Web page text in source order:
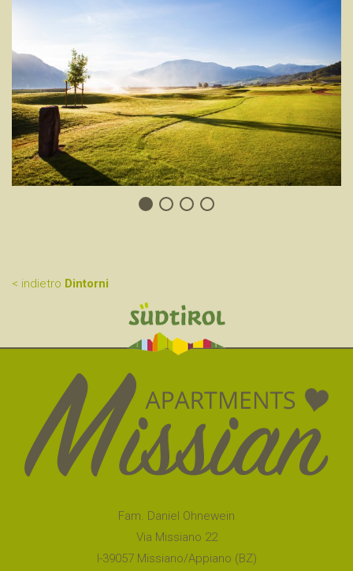
< indietro Dintorni
Fam. Daniel Ohnewein
Via Missiano 22
I-39057 Missiano/Appiano (BZ)